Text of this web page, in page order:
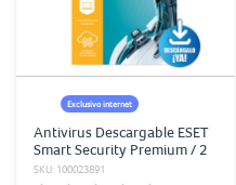
Exclusivo internet
Antivirus Descargable ESET
Smart Security Premium / 2
años / 5 dispositivos
SKU: 100023891